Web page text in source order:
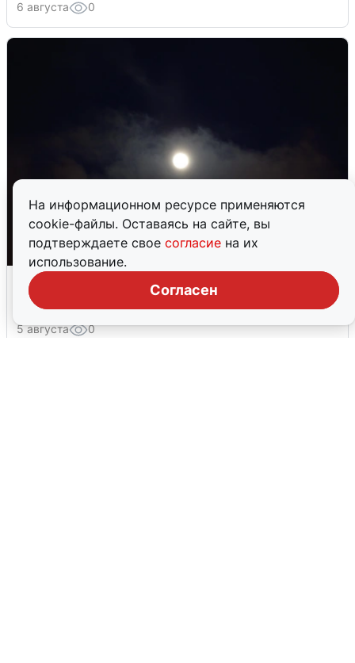
На информационном ресурсе применяются
cookie-файлы. Оставаясь на сайте, вы
подтверждаете свое согласие на их
использование.
Согласен
6 августа 0
Взрывы в Воронеже после сигнала
тревоги
5 августа 0